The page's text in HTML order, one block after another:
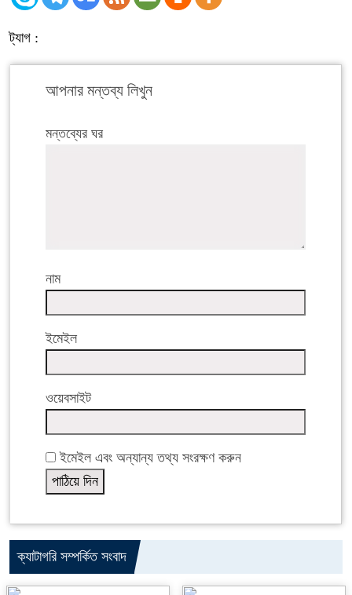
ট্যাগ :
আপনার মন্তব্য লিখুন
মন্তব্যের ঘর
নাম
ইমেইল
ওয়েবসাইট
ইমেইল এবং অন্যান্য তথ্য সংরক্ষণ করুন
ক্যাটাগরি সম্পর্কিত সংবাদ